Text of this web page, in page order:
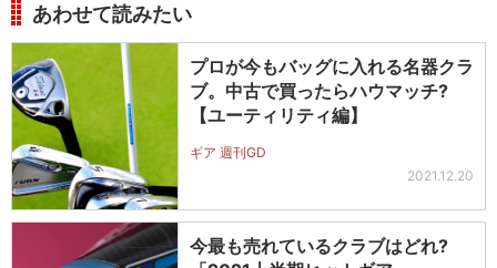
あわせて読みたい
プロが今もバッグに入れる名器クラ
ブ。中古で買ったらハウマッチ?
【ユーティリティ編】
ギア 週刊GD
2021.12.20
今最も売れているクラブはどれ?